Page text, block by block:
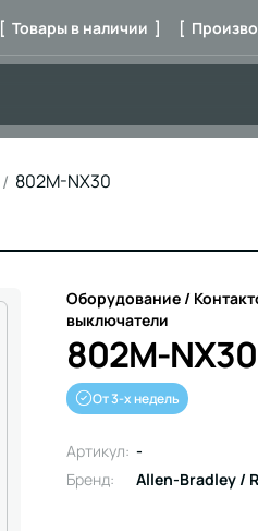
[ Товары в наличии ] [
802M-NX30
Оборудование /
выключатели
802M-NX30
От 3-х недель
Артикул: -
Бренд:
Allen-Bradley /